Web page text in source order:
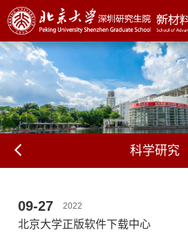
科学研究
09-27 2022
北京大学正版软件下载中心